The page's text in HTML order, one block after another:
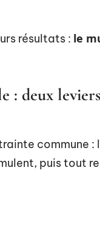
résultats : le
: deux
commune :
puis tout